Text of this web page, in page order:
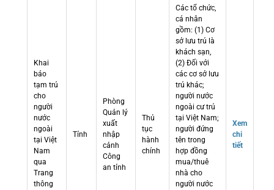
Khai
báo
tạm trú
cho
người
nước
ngoài
tại Việt
Nam
qua
Trang
thông
Tỉnh
Phòng
Quản lý
xuất
nhập
cảnh
Công
an tỉnh
Thủ
tục
hành
chính
Các tổ chức,
cá nhân
gồm: (1) Cơ
sở lưu trú là
khách sạn,
(2) Đối với
các cơ sở lưu
trú khác;
người nước
ngoài cư trú
tại Việt Nam;
người đứng
tên trong
hợp đồng
mua/thuê
nhà cho
người nước
Xem
chi
tiết